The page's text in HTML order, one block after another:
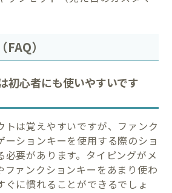
）
初心者にも使いやすいです
トは覚えやすいですが、ファンク
ーションキーを使用する際のショ
必要があります。タイピングがメ
ファンクションキーをあまり使わ
ぐに慣れることができるでしょ